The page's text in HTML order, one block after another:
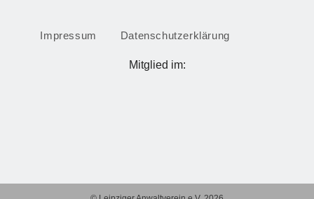
Impressum Datenschutzerklärung
Mitglied im: